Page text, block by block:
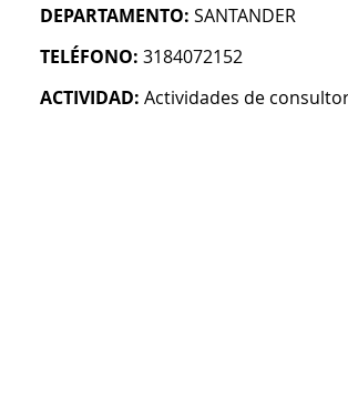
DEPARTAMENTO: SANTANDER
TELÉFONO: 3184072152
ACTIVIDAD: Actividades de